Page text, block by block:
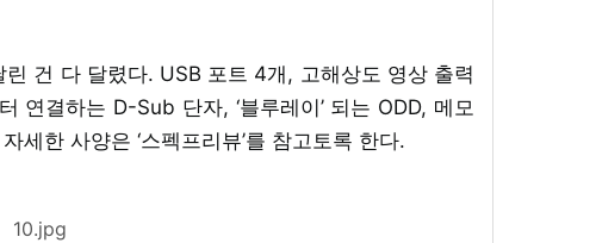
건 다 달렸다. USB 포트 4개, 고해상도 영상 출력
연결하는 D-Sub 단자, ‘블루레이’ 되는 ODD, 메모
세한 사양은 ‘스펙프리뷰’를 참고토록 한다.
10.jpg